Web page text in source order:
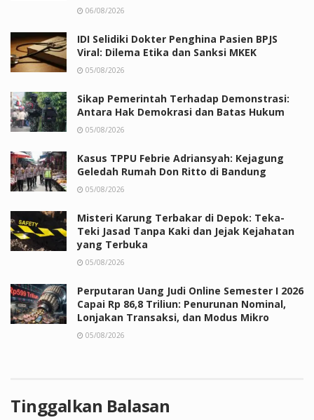
06/08/2026
IDI Selidiki Dokter Penghina Pasien BPJS
Viral: Dilema Etika dan Sanksi MKEK
05/08/2026
Sikap Pemerintah Terhadap Demonstrasi:
Antara Hak Demokrasi dan Batas Hukum
05/08/2026
Kasus TPPU Febrie Adriansyah: Kejagung
Geledah Rumah Don Ritto di Bandung
05/08/2026
Misteri Karung Terbakar di Depok: Teka-
Teki Jasad Tanpa Kaki dan Jejak Kejahatan
yang Terbuka
05/08/2026
Perputaran Uang Judi Online Semester I 2026
Capai Rp 86,8 Triliun: Penurunan Nominal,
Lonjakan Transaksi, dan Modus Mikro
05/08/2026
Tinggalkan Balasan